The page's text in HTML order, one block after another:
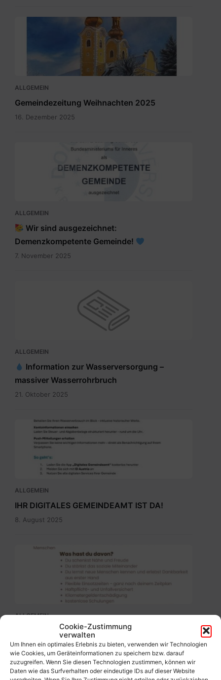
Cookie-Zustimmung
verwalten
Um Ihnen ein optimales Erlebnis zu bieten, verwenden wir Technologien
wie Cookies, um Geräteinformationen zu speichern bzw. darauf
zuzugreifen. Wenn Sie diesen Technologien zustimmen, können wir
Daten wie das Surfverhalten oder eindeutige IDs auf dieser Website
ALLGEMEIN
Gemeindezeitung Weihnachten 2025
16. Dezember 2025
SKM_C300i25110709150.jpg
ALLGEMEIN
Wir sind ausgezeichnet:
Demenzkompetente Gemeinde!
7. November 2025
ALLGEMEIN
Information zur Wasserversorgung –
massiver Wasserrohrbruch
21. Oktober 2025
Digitales
Gemeindeamt_Pressetext.pdf
ALLGEMEIN
IHR DIGITALES GEMEINDEAMT IST DA!
8. August 2025
Ehrenamtbewerbung
Pflegenahversorgung.pdf
ALLGEMEIN
Werde freiwillige(r) Helfer(in)!
5. August 2025